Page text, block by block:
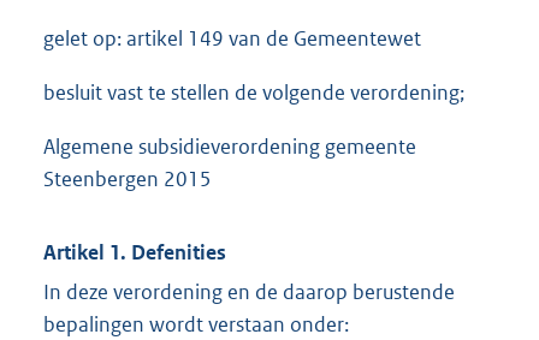
gelet op: artikel 149 van de Gemeentewet
besluit vast te stellen de volgende verordening;
Algemene subsidieverordening gemeente
Steenbergen 2015
Artikel 1. Defenities
In deze verordening en de daarop berustende
bepalingen wordt verstaan onder: